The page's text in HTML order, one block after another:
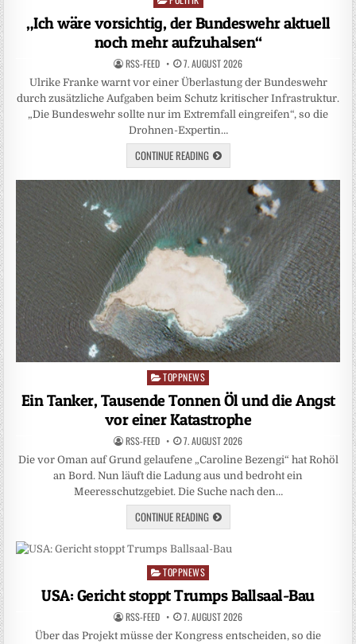
in
„Ich wäre vorsichtig, der Bundeswehr aktuell
noch mehr aufzuhalsen“
RSS-FEED 7. AUGUST 2026
Ulrike Franke warnt vor einer Überlastung der Bundeswehr
durch zusätzliche Aufgaben beim Schutz kritischer Infrastruktur.
„Die Bundeswehr sollte nur im Extremfall eingreifen“, so die
Drohnen-Expertin…
CONTINUE READING
Posted
in
TOPPNEWS
Ein Tanker, Tausende Tonnen Öl und die Angst
vor einer Katastrophe
RSS-FEED 7. AUGUST 2026
Die vor Oman auf Grund gelaufene „Caroline Bezengi“ hat Rohöl
an Bord. Nun läuft die Ladung aus und bedroht ein
Meeresschutzgebiet. Die Suche nach den…
CONTINUE READING
Posted
TOPPNEWS
USA: Gericht stoppt Trumps Ballsaal-Bau
RSS-FEED 7. AUGUST 2026
Über das Projekt müsse der Kongress entscheiden, so die